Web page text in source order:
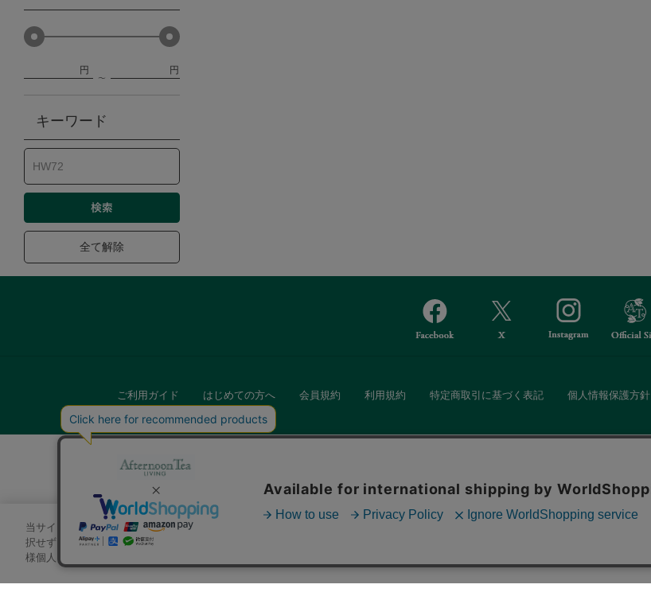
防災グッズ・非常食
トレーニング
ヴィンテージ
円 円
キーワード
全て解除
ご利用ガイド はじめての方へ 会員規約 利用規約 特定商取引に基づく表記 個人情報保護方針
当サイトでは、サイトの利便性向上のためにクッキーを使用いたします。ボタンから同意の可否を選択してください。選
択せずにページを移動した場合、クッキーの使用に同意したことになります。クッキーを通じて収集する情報には「お客
様個人を特定できる情報」は一切含まれておりません。詳細は